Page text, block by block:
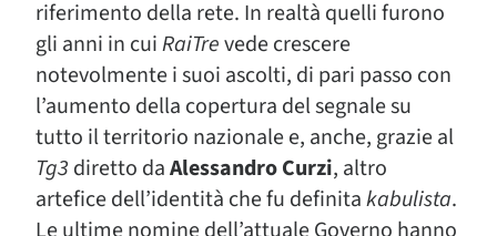
riferimento della rete. In realtà quelli furono
gli anni in cuiRaiTrevede crescere
notevolmente i suoi ascolti, di pari passo con
l’aumento della copertura del segnale su
tutto il territorio nazionale e, anche, grazie al
Tg3 diretto daAlessandro Curzi, altro
artefice dell’identità che fu definitakabulista.